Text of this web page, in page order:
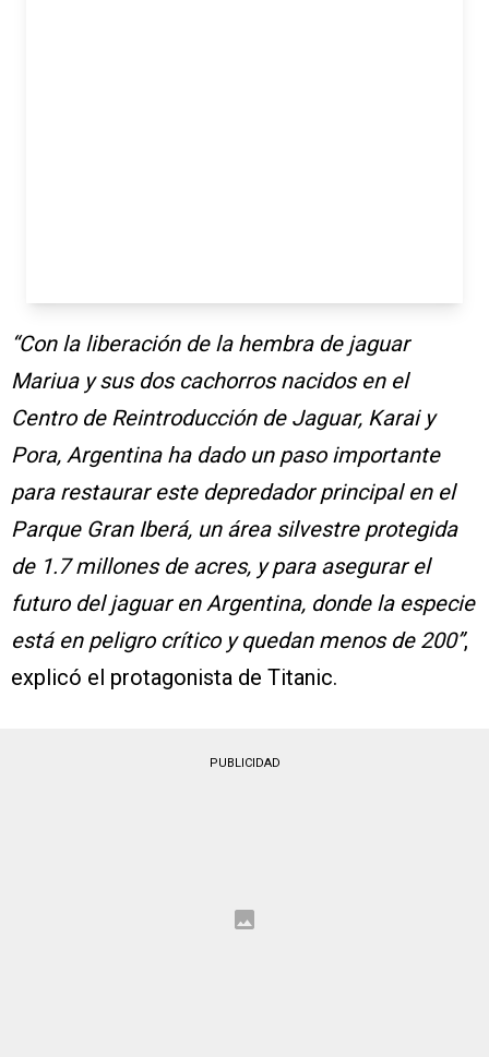
“Con la liberación de la hembra de jaguar
Mariua y sus dos cachorros nacidos en el
Centro de Reintroducción de Jaguar, Karai y
Pora, Argentina ha dado un paso importante
para restaurar este depredador principal en el
Parque Gran Iberá, un área silvestre protegida
de 1.7 millones de acres, y para asegurar el
futuro del jaguar en Argentina, donde la especie
está en peligro crítico y quedan menos de 200”,
explicó el protagonista de Titanic.
PUBLICIDAD